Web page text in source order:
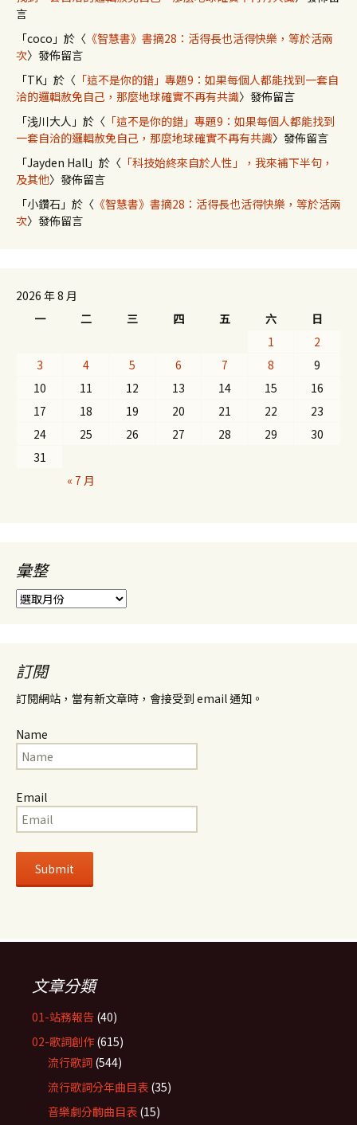
言
「coco 」於〈 《智慧書》書摘28：活得長也活得快樂，等於活兩
次〉發佈留言
「TK」於〈 「這不是你的錯」專題9：如果每個人都能找到一套自
洽的邏輯赦免自己，那麼地球確實不再有共識〉發佈留言
「浅川大人 」於〈 「這不是你的錯」專題9：如果每個人都能找到
一套自洽的邏輯赦免自己，那麼地球確實不再有共識〉發佈留言
「Jayden Hall 」於〈 「科技始終來自於人性」，我來補下半句，
及其他〉發佈留言
「小鑽石 」於〈 《智慧書》書摘28：活得長也活得快樂，等於活兩
次〉發佈留言
2026 年 8 月
一
二 三 四 五 六
日
1
2
3
4 5 6 7 8
9
10
11 12 13 14 15
16
17
18 19 20 21 22
23
24
25 26 27 28 29
30
31
« 7 月
彙整
彙
整
訂閱
訂閱網站，當有新文章時，會接受到 email 通知。
Name
Email
文章分類
01-站務報告 (40)
02-歌詞創作 (615)
流行歌詞 (544)
流行歌詞分年曲目表 (35)
音樂劇分齣曲目表 (15)